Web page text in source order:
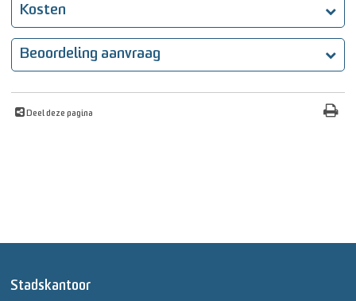
Kosten
Beoordeling aanvraag
Deel deze pagina
Stadskantoor